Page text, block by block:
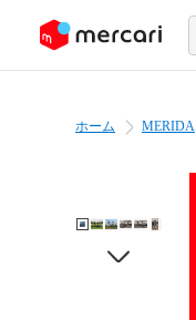
ツにスキップ
ホーム MERIDA